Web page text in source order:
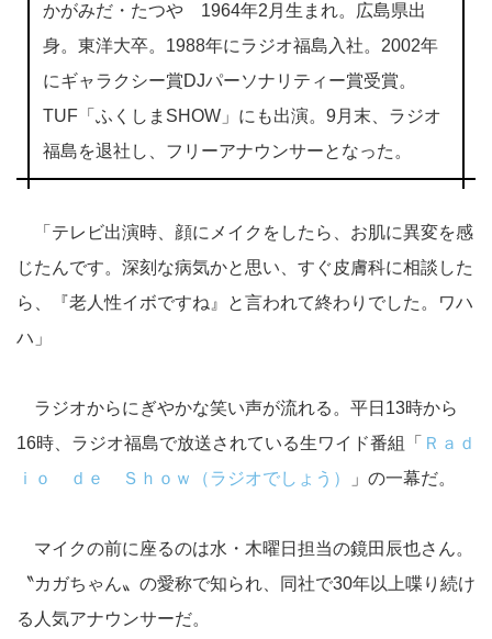
かがみだ・たつや 1964年2月生まれ。広島県出
身。東洋大卒。1988年にラジオ福島入社。2002年
にギャラクシー賞DJパーソナリティー賞受賞。
TUF「ふくしまSHOW」にも出演。9月末、ラジオ
福島を退社し、フリーアナウンサーとなった。
「テレビ出演時、顔にメイクをしたら、お肌に異変を感
じたんです。深刻な病気かと思い、すぐ皮膚科に相談した
ら、『老人性イボですね』と言われて終わりでした。ワハ
ハ」
ラジオからにぎやかな笑い声が流れる。平日13時から
16時、ラジオ福島で放送されている生ワイド番組「 Ｒａｄ
ｉｏ ｄｅ Ｓｈｏｗ（ラジオでしょう）
」の一幕だ。
マイクの前に座るのは水・木曜日担当の鏡田辰也さん。
〝カガちゃん〟の愛称で知られ、同社で30年以上喋り続け
る人気アナウンサーだ。